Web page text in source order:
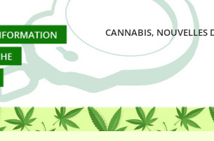
CANNABIS, NOUVELLES